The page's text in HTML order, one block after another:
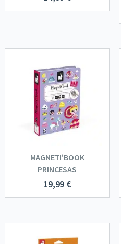
MAGNETI’BOOK
PRINCESAS
19,99 €